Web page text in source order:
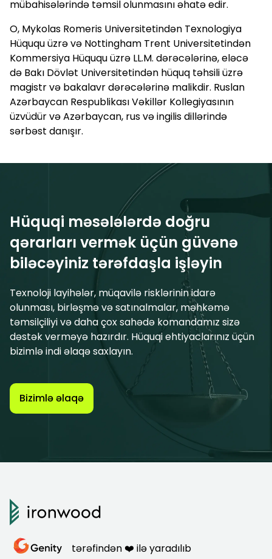
mübahisələrində təmsil olunmasını əhatə edir.
O, Mykolas Romeris Universitetindən Texnologiya
Hüququ üzrə və Nottingham Trent Universitetindən
Kommersiya Hüququ üzrə LL.M. dərəcələrinə, eləcə
də Bakı Dövlət Universitetindən hüquq təhsili üzrə
magistr və bakalavr dərəcələrinə malikdir. Ruslan
Azərbaycan Respublikası Vəkillər Kollegiyasının
üzvüdür və Azərbaycan, rus və ingilis dillərində
sərbəst danışır.
Hüquqi məsələlərdə doğru
qərarları vermək üçün güvənə
biləcəyiniz tərəfdaşla işləyin
Texnoloji layihələr, müqavilə risklərinin idarə
olunması, birləşmə və satınalmalar, məhkəmə
təmsilçiliyi və daha çox sahədə komandamız sizə
dəstək verməyə hazırdır. Hüquqi ehtiyaclarınız üçün
bizimlə indi əlaqə saxlayın.
Bizimlə əlaqə
tərəfindən ❤️ ilə yaradılıb